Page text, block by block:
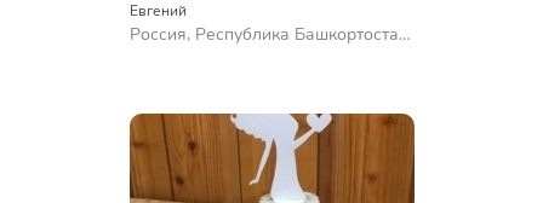
Евгений
Россия, Республика Башкортостан,